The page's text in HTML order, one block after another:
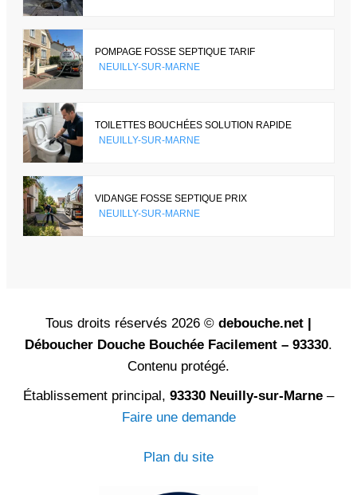
POMPAGE FOSSE SEPTIQUE TARIF
NEUILLY-SUR-MARNE
TOILETTES BOUCHÉES SOLUTION RAPIDE
NEUILLY-SUR-MARNE
VIDANGE FOSSE SEPTIQUE PRIX
NEUILLY-SUR-MARNE
Tous droits réservés 2026 © debouche.net |
Déboucher Douche Bouchée Facilement – 93330.
Contenu protégé.
Établissement principal, 93330 Neuilly-sur-Marne –
Faire une demande
Plan du site